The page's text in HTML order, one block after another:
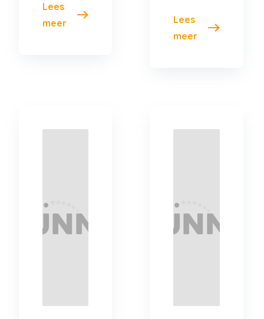
Lees
meer
Lees
meer